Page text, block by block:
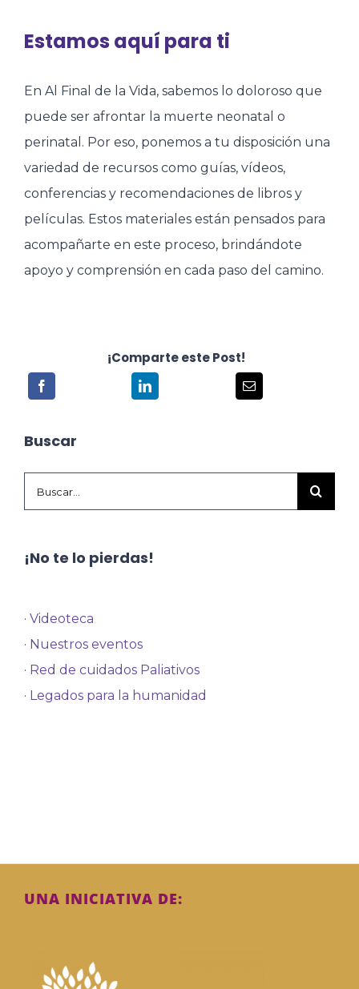
Estamos aquí para ti
En Al Final de la Vida, sabemos lo doloroso que
puede ser afrontar la muerte neonatal o
perinatal. Por eso, ponemos a tu disposición una
variedad de recursos como guías, vídeos,
conferencias y recomendaciones de libros y
películas. Estos materiales están pensados para
acompañarte en este proceso, brindándote
apoyo y comprensión en cada paso del camino.
¡Comparte este Post!
Buscar
¡No te lo pierdas!
· Videoteca
· Nuestros eventos
· Red de cuidados Paliativos
· Legados para la humanidad
UNA INICIATIVA DE: